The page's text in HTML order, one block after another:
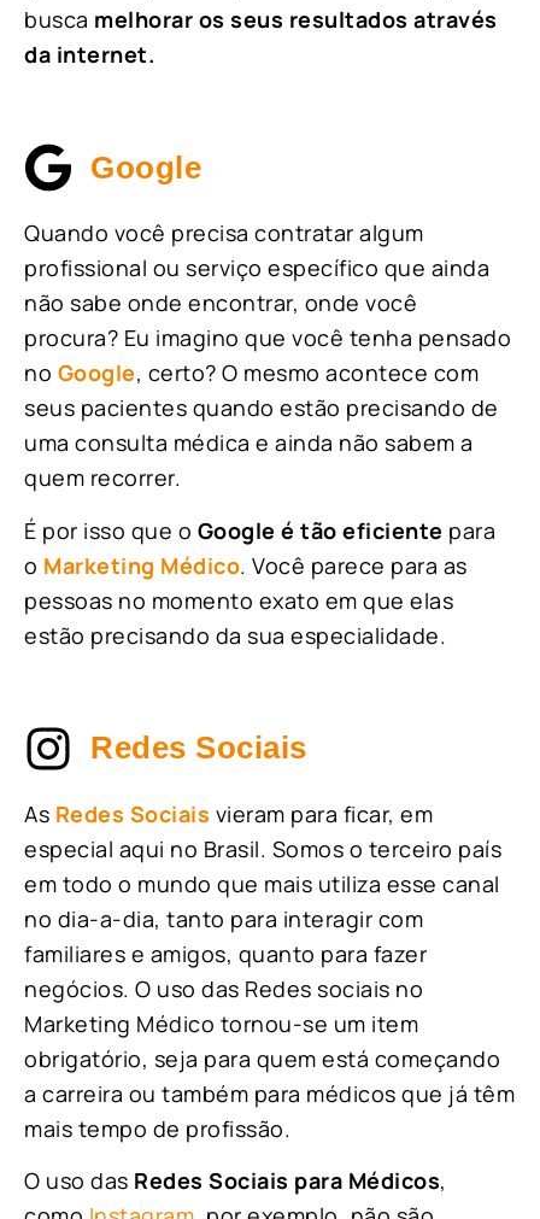
busca melhorar os seus resultados através
da internet.
Google
Quando você precisa contratar algum
profissional ou serviço específico que ainda
não sabe onde encontrar, onde você
procura? Eu imagino que você tenha pensado
no Google, certo? O mesmo acontece com
seus pacientes quando estão precisando de
uma consulta médica e ainda não sabem a
quem recorrer.
É por isso que o Google é tão eficiente para
o Marketing Médico. Você parece para as
pessoas no momento exato em que elas
estão precisando da sua especialidade.
Redes Sociais
As Redes Sociais vieram para ficar, em
especial aqui no Brasil. Somos o terceiro país
em todo o mundo que mais utiliza esse canal
no dia-a-dia, tanto para interagir com
familiares e amigos, quanto para fazer
negócios. O uso das Redes sociais no
Marketing Médico tornou-se um item
obrigatório, seja para quem está começando
a carreira ou também para médicos que já têm
mais tempo de profissão.
O uso das Redes Sociais para Médicos,